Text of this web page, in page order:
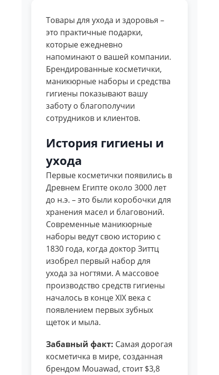
Товары для ухода и здоровья –
это практичные подарки,
которые ежедневно
напоминают о вашей компании.
Брендированные косметички,
маникюрные наборы и средства
гигиены показывают вашу
заботу о благополучии
сотрудников и клиентов.
История гигиены и
ухода
Первые косметички появились в
Древнем Египте около 3000 лет
до н.э. – это были коробочки для
хранения масел и благовоний.
Современные маникюрные
наборы ведут свою историю с
1830 года, когда доктор Зиттц
изобрел первый набор для
ухода за ногтями. А массовое
производство средств гигиены
началось в конце XIX века с
появлением первых зубных
щеток и мыла.
Забавный факт: Самая дорогая
косметичка в мире, созданная
брендом Mouawad, стоит $3,8